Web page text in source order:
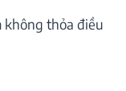
không thỏa điều